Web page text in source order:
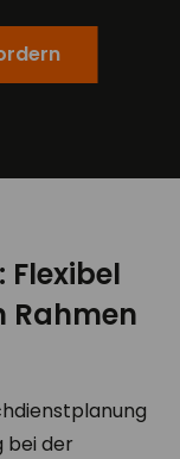
Rahmen
bei der